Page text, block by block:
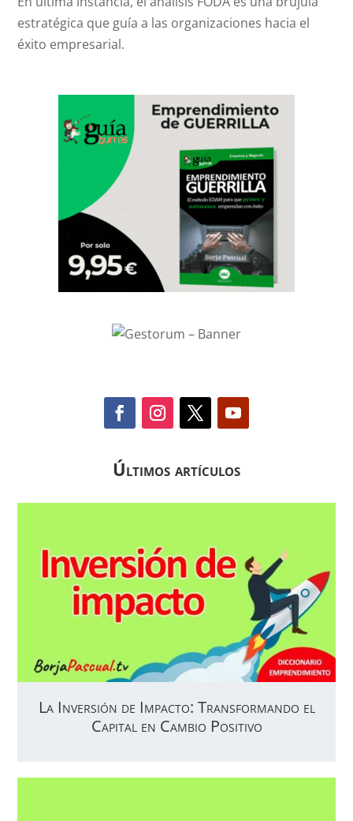
estratégica que guía a las organizaciones hacia el
éxito empresarial.
Últimos artículos
La Inversión de Impacto: Transformando el
Capital en Cambio Positivo